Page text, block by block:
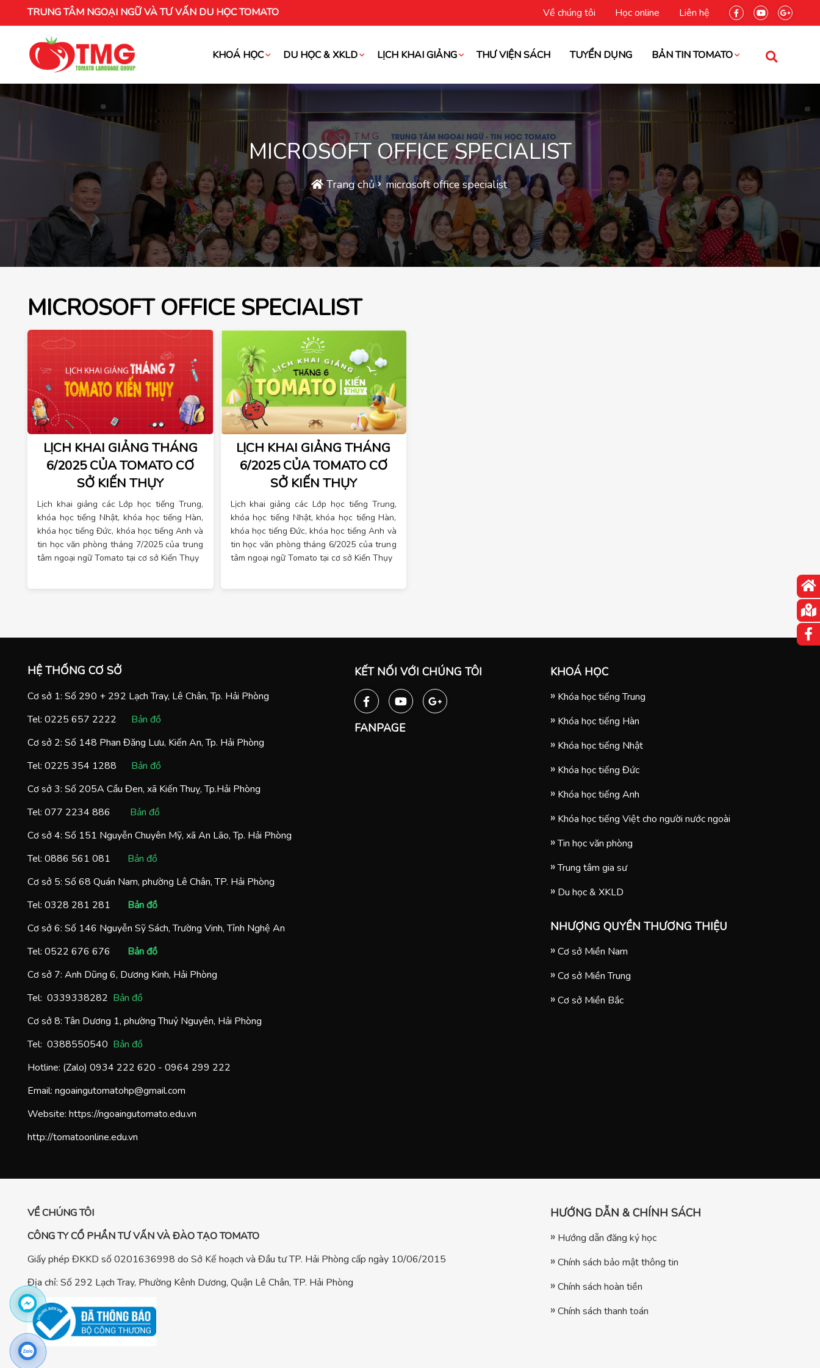
TRUNG TÂM NGOẠI NGỮ VÀ TƯ VẤN DU HỌC TOMATO Về chúng tôi Học online Liên hệ
KHOÁ HỌC DU HỌC & XKLD LỊCH KHAI GIẢNG THƯ VIỆN SÁCH TUYỂN DỤNG BẢN TIN TOMATO
MICROSOFT OFFICE SPECIALIST
Trang chủ microsoft office specialist
MICROSOFT OFFICE SPECIALIST
LỊCH KHAI GIẢNG THÁNG
6/2025 CỦA TOMATO CƠ
SỞ KIẾN THỤY
Lịch khai giảng các Lớp học tiếng Trung,
khóa học tiếng Nhật, khóa học tiếng Hàn,
khóa học tiếng Đức, khóa học tiếng Anh và
tin học văn phòng tháng 7/2025 của trung
tâm ngoại ngữ Tomato tại cơ sở Kiến Thụy
LỊCH KHAI GIẢNG THÁNG
6/2025 CỦA TOMATO CƠ
SỞ KIẾN THỤY
Lịch khai giảng các Lớp học tiếng Trung,
khóa học tiếng Nhật, khóa học tiếng Hàn,
khóa học tiếng Đức, khóa học tiếng Anh và
tin học văn phòng tháng 6/2025 của trung
tâm ngoại ngữ Tomato tại cơ sở Kiến Thụy
KHOÁ HỌC
Khóa học tiếng Trung
Khóa học tiếng Hàn
Khóa học tiếng Nhật
Khóa học tiếng Đức
Khóa học tiếng Anh
Khóa học tiếng Việt cho người nước ngoài
Tin học văn phòng
Trung tâm gia sư
Du học & XKLD
NHƯỢNG QUYỀN THƯƠNG THIỆU
Cơ sở Miền Nam
Cơ sở Miền Trung
Cơ sở Miền Bắc
HỆ THỐNG CƠ SỞ
Cơ sở 1: Số 290 + 292 Lạch Tray, Lê Chân, Tp. Hải Phòng
Tel: 0225 657 2222
Bản đồ
Cơ sở 2: Số 148 Phan Đăng Lưu, Kiến An, Tp. Hải Phòng
Tel: 0225 354 1288
Bản đồ
Cơ sở 3: Số 205A Cầu Đen, xã Kiến Thuỵ, Tp.Hải Phòng
Tel: 077 2234 886
Bản đồ
Cơ sở 4: Số 151 Nguyễn Chuyên Mỹ, xã An Lão, Tp. Hải Phòng
Tel: 0886 561 081
Bản đồ
Cơ sở 5: Số 68 Quán Nam, phường Lê Chân, TP. Hải Phòng
Tel: 0328 281 281
Bản đồ
Cơ sở 6: Số 146 Nguyễn Sỹ Sách, Trường Vinh, Tỉnh Nghệ An
Tel: 0522 676 676
Bản đồ
Cơ sở 7: Anh Dũng 6, Dương Kinh, Hải Phòng
Tel: 0339338282 Bản đồ
Cơ sở 8: Tân Dương 1, phường Thuỷ Nguyên, Hải Phòng
Tel: 0388550540 Bản đồ
Hotline: (Zalo) 0934 222 620 - 0964 299 222
Email: ngoaingutomatohp@gmail.com
Website: https://ngoaingutomato.edu.vn
http://tomatoonline.edu.vn
KẾT NỐI VỚI CHÚNG TÔI
FANPAGE
HƯỚNG DẪN & CHÍNH SÁCH
Hướng dẫn đăng ký học
Chính sách bảo mật thông tin
Chính sách hoàn tiền
Chính sách thanh toán
VỀ CHÚNG TÔI
CÔNG TY CỔ PHẦN TƯ VẤN VÀ ĐÀO TẠO TOMATO
Giấy phép ĐKKD số 0201636998 do Sở Kế hoạch và Đầu tư TP. Hải Phòng cấp ngày 10/06/2015
Địa chỉ: Số 292 Lạch Tray, Phường Kênh Dương, Quận Lê Chân, TP. Hải Phòng